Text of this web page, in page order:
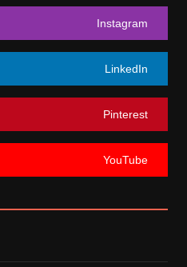
Instagram
LinkedIn
Pinterest
YouTube